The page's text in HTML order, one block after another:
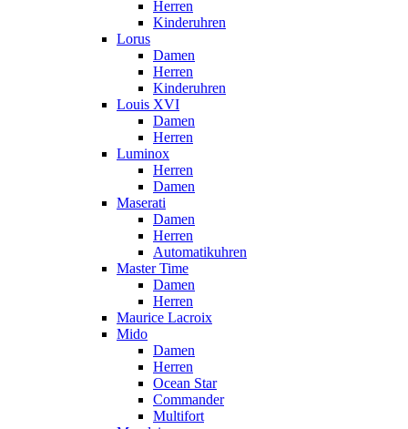
Herren
Kinderuhren
Lorus
Damen
Herren
Kinderuhren
Louis XVI
Damen
Herren
Luminox
Herren
Damen
Maserati
Damen
Herren
Automatikuhren
Master Time
Damen
Herren
Maurice Lacroix
Mido
Damen
Herren
Ocean Star
Commander
Multifort